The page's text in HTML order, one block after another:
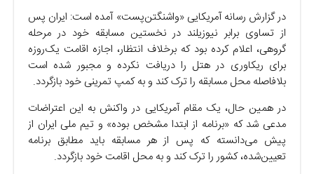
در گزارش رسانه آمریکایی «واشنگتن‌پست» آمده است: ایران پس
از تساوی برابر نیوزیلند در نخستین مسابقه خود در مرحله
گروهی، اعلام کرده بود که برخلاف انتظار، اجازه اقامت یک‌روزه
برای ریکاوری در هتل را دریافت نکرده و مجبور شده است
بلافاصله محل مسابقه را ترک کند و به کمپ تمرینی خود بازگردد.
در همین حال، یک مقام آمریکایی در واکنش به این اعتراضات
مدعی شد که «برنامه از ابتدا مشخص بوده» و تیم ملی ایران از
پیش می‌دانسته که پس از هر مسابقه باید مطابق برنامه
تعیین‌شده، کشور را ترک کند و به محل اقامت خود بازگردد.